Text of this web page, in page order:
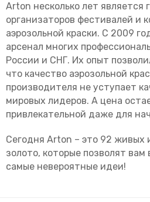
Arton несколько лет является
организаторов фестивалей и
аэрозольной краски. С 2009
арсенал многих
России и СНГ. Их опыт
что качество аэрозольной
производителя не уступает
мировых лидеров. А цена
привлекательной даже для
Сегодня Arton – это 92 живых
золото, которые позволят
самые невероятные идеи!